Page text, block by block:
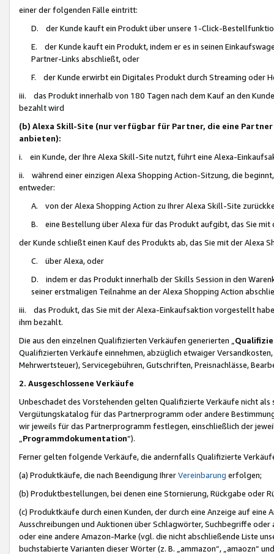
einer der folgenden Fälle eintritt:
D. der Kunde kauft ein Produkt über unsere 1-Click-
E. der Kunde kauft ein Produkt, indem er es in seinen
Partner-Links abschließt, oder
F. der Kunde erwirbt ein Digitales Produkt durch Streaming oder
iii. das Produkt innerhalb von 180 Tagen nach dem Kauf an den
bezahlt wird
(b) Alexa Skill-Site (nur verfügbar für Partner, die eine
anbieten):
i. ein Kunde, der Ihre Alexa Skill-Site nutzt, führt eine Alexa-
ii. während einer einzigen Alexa Shopping Action-Sitzung, die
entweder:
A. von der Alexa Shopping Action zu Ihrer Alexa Skill-Site
B. eine Bestellung über Alexa für das Produkt aufgibt, das Sie mit
der Kunde schließt einen Kauf des Produkts ab, das Sie mit der Alexa
C. über Alexa, oder
D. indem er das Produkt innerhalb der Skills Session in den
seiner erstmaligen Teilnahme an der Alexa Shopping Action
iii. das Produkt, das Sie mit der Alexa-Einkaufsaktion vorgestellt
ihm bezahlt.
Die aus den einzelnen Qualifizierten Verkäufen generierten „
Qualifizierten Verkäufe einnehmen, abzüglich etwaiger
Mehrwertsteuer), Servicegebühren, Gutschriften, Preisnachlässe,
2. Ausgeschlossene Verkäufe
Unbeschadet des Vorstehenden gelten Qualifizierte Verkäufe nicht
Vergütungskatalog für das Partnerprogramm oder andere
wir jeweils für das Partnerprogramm festlegen, einschließlich der
Programmdokumentation“).
Ferner gelten folgende Verkäufe, die andernfalls Qualifizierte
(a) Produktkäufe, die nach Beendigung IhrerVereinbarung erfolgen;
(b) Produktbestellungen, bei denen eine Stornierung, Rückgabe oder
(c) Produktkäufe durch einen Kunden, der durch eine Anzeige auf
Ausschreibungen und Auktionen über Schlagwörter, Suchbegriffe
oder eine andere Amazon-Marke (vgl. die nicht abschließende Liste
buchstabierte Varianten dieser Wörter (z. B. „ammazon“, „amaozn“